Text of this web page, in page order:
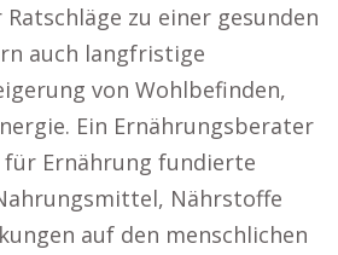
zu einer gesunden
auch langfristige
von Wohlbefinden,
Ein Ernährungsberater
für Ernährung fundierte
Nährstoffe
auf den menschlichen